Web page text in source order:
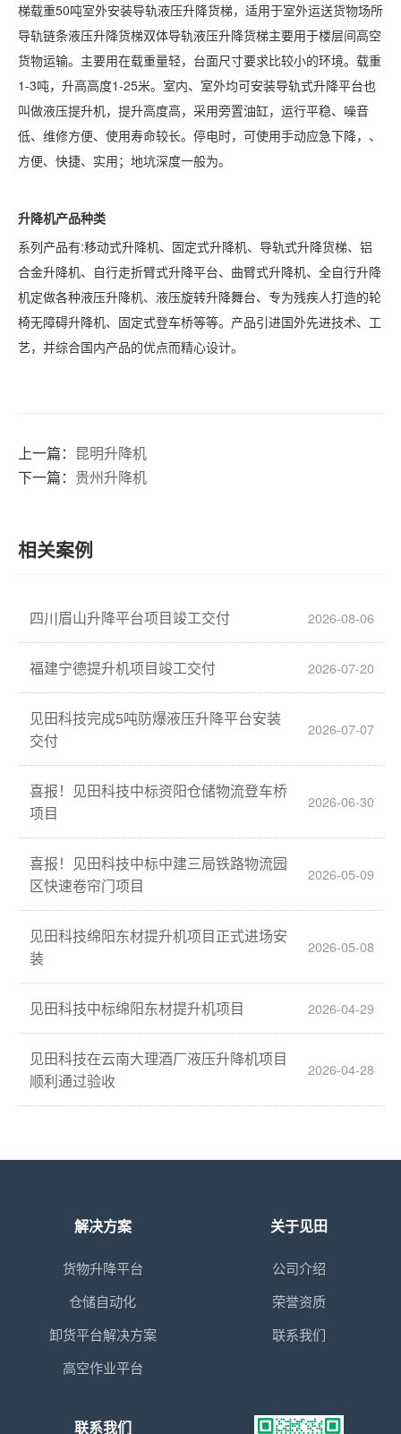
梯载重50吨室外安装导轨液压升降货梯，适用于室外运送货物场所
导轨链条液压升降货梯双体导轨液压升降货梯主要用于楼层间高空
货物运输。主要用在载重量轻，台面尺寸要求比较小的环境。载重
1-3吨，升高高度1-25米。室内、室外均可安装导轨式升降平台也
叫做液压提升机，提升高度高，采用旁置油缸，运行平稳、噪音
低、维修方便、使用寿命较长。停电时，可使用手动应急下降，、
方便、快捷、实用；地坑深度一般为。
升降机产品种类
系列产品有:移动式升降机、固定式升降机、导轨式升降货梯、铝
合金升降机、自行走折臂式升降平台、曲臂式升降机、全自行升降
机定做各种液压升降机、液压旋转升降舞台、专为残疾人打造的轮
椅无障碍升降机、固定式登车桥等等。产品引进国外先进技术、工
艺，并综合国内产品的优点而精心设计。
上一篇： 昆明升降机
下一篇： 贵州升降机
相关案例
四川眉山升降平台项目竣工交付 2026-08-06
福建宁德提升机项目竣工交付 2026-07-20
见田科技完成5吨防爆液压升降平台安装
交付
2026-07-07
喜报！见田科技中标资阳仓储物流登车桥
项目
2026-06-30
喜报！见田科技中标中建三局铁路物流园
区快速卷帘门项目
2026-05-09
见田科技绵阳东材提升机项目正式进场安
装
2026-05-08
见田科技中标绵阳东材提升机项目 2026-04-29
见田科技在云南大理酒厂液压升降机项目
顺利通过验收
2026-04-28
解决方案
货物升降平台
仓储自动化
卸货平台解决方案
高空作业平台
关于见田
公司介绍
荣誉资质
联系我们
联系我们